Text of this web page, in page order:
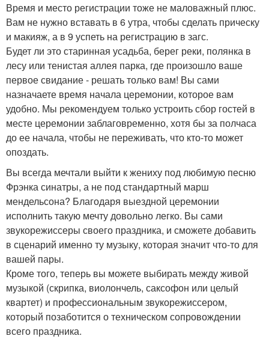
Время и место регистрации тоже не маловажный плюс.
Вам не нужно вставать в 6 утра, чтобы сделать прическу
и макияж, а в 9 успеть на регистрацию в загс.
Будет ли это старинная усадьба, берег реки, полянка в
лесу или тенистая аллея парка, где произошло ваше
первое свидание - решать только вам! Вы сами
назначаете время начала церемонии, которое вам
удобно. Мы рекомендуем только устроить сбор гостей в
месте церемонии заблаговременно, хотя бы за полчаса
до ее начала, чтобы не переживать, что кто-то может
опоздать.
Вы всегда мечтали выйти к жениху под любимую песню
Фрэнка синатры, а не под стандартный марш
мендельсона? Благодаря выездной церемонии
исполнить такую мечту довольно легко. Вы сами
звукорежиссеры своего праздника, и сможете добавить
в сценарий именно ту музыку, которая значит что-то для
вашей пары.
Кроме того, теперь вы можете выбирать между живой
музыкой (скрипка, виолончель, саксофон или целый
квартет) и профессиональным звукорежиссером,
который позаботится о техническом сопровождении
всего праздника.